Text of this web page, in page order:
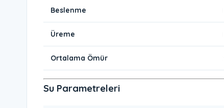
Beslenme
Üreme
Ortalama Ömür
Su Parametreleri